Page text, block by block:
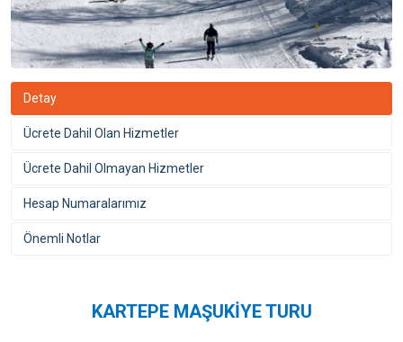
Detay
Ücrete Dahil Olan Hizmetler
Ücrete Dahil Olmayan Hizmetler
Hesap Numaralarımız
Önemli Notlar
KARTEPE MAŞUKİYE TURU